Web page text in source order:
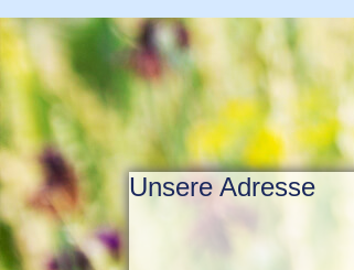
Unsere Adresse